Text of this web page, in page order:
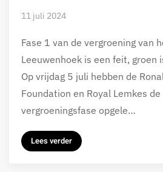
11 juli 2024
Fase 1 van de vergroening van
Leeuwenhoek is een feit, groen
Op vrijdag 5 juli hebben de
Foundation en Royal Lemkes
vergroeningsfase opgele…
Lees verder